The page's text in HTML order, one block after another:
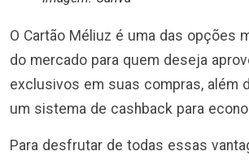
O Cartão Méliuz é uma das opções
do mercado para quem deseja
exclusivos em suas compras, além
um sistema de cashback para
Para desfrutar de todas essas